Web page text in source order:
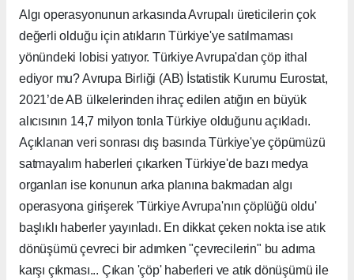
Algı operasyonunun arkasında Avrupalı üreticilerin çok
değerli olduğu için atıkların Türkiye'ye satılmaması
yönündeki lobisi yatıyor. Türkiye Avrupa'dan çöp ithal
ediyor mu? Avrupa Birliği (AB) İstatistik Kurumu Eurostat,
2021’de AB ülkelerinden ihraç edilen atığın en büyük
alıcısının 14,7 milyon tonla Türkiye olduğunu açıkladı.
Açıklanan veri sonrası dış basında Türkiye'ye çöpümüzü
satmayalım haberleri çıkarken Türkiye'de bazı medya
organları ise konunun arka planına bakmadan algı
operasyona girişerek 'Türkiye Avrupa'nın çöplüğü oldu'
başlıklı haberler yayınladı. En dikkat çeken nokta ise atık
dönüşümü çevreci bir adımken "çevrecilerin" bu adıma
karşı çıkması... Çıkan 'çöp' haberleri ve atık dönüşümü ile